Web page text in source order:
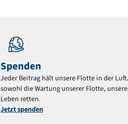
Spenden
Jeder Beitrag hält unsere Flotte in der
sowohl die Wartung unserer Flotte,
Leben retten.
Jetzt spenden